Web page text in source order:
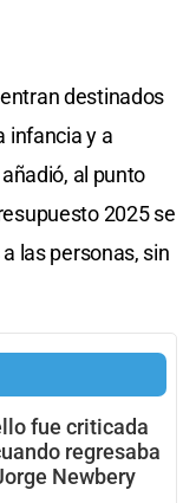
destinados
infancia y a
al punto
2025 se
las personas, sin
fue criticada
regresaba
Newbery